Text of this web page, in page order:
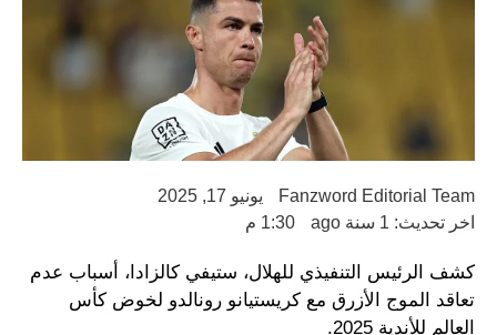
Fanzword Editorial Team
يونيو 17, 2025
اخر تحديث: 1 سنة ago
1:30 م
كشف الرئيس التنفيذي للهلال، ستيفي كالزادا، أسباب عدم
تعاقد الموج الأزرق مع كريستيانو رونالدو لخوض كأس
العالم للأندية 2025.